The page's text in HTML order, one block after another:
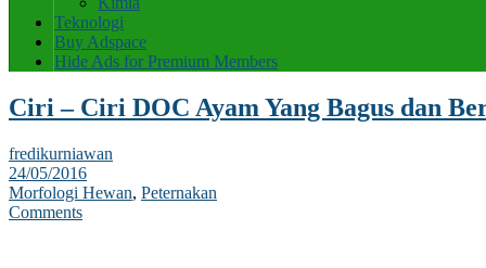
Teknologi
Buy Adspace
Hide Ads for Premium Members
Ciri – Ciri DOC Ayam Yang Bagus dan
fredikurniawan
24/05/2016
Morfologi Hewan, Peternakan
Comments